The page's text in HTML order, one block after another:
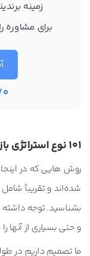
زمینه
برای مشاوره
101 نوع استراتژی بازاریابی مختلف در جهان امروز
روش هایی که در
شده‌اند و تقریباً
بشناسید. توجه داشته
و حتی بسیاری از آنها
ما تصمیم داریم در